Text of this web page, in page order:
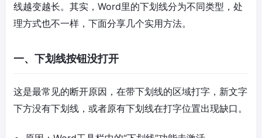
线越变越长。其实，Word里的下划线分为不同类型，处
理方式也不一样，下面分享几个实用方法。
一、下划线按钮没打开
这是最常见的断开原因，在带下划线的区域打字，新文字
下方没有下划线，或者原有下划线在打字位置出现缺口。